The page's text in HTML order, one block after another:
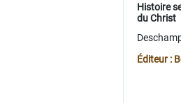
Histoire
du Christ
Éditeur :